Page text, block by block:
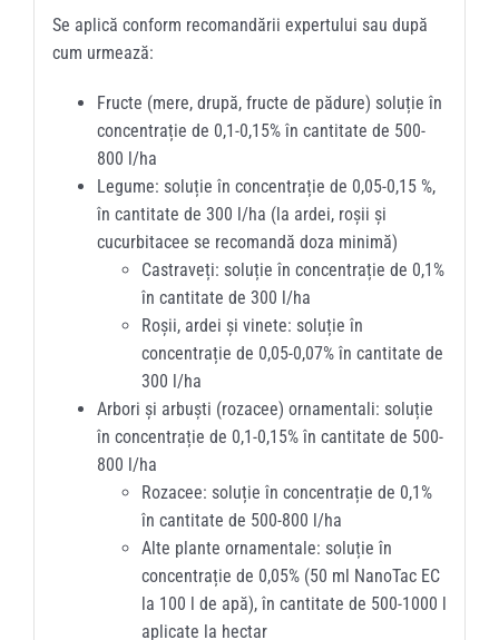
Se aplică conform recomandării expertului sau după
cum urmează:
Fructe (mere, drupă, fructe de pădure) soluție în
concentrație de 0,1-0,15% în cantitate de 500-
800 l/ha
Legume: soluție în concentrație de 0,05-0,15 %,
în cantitate de 300 l/ha (la ardei, roșii și
cucurbitacee se recomandă doza minimă)
Castraveți: soluție în concentrație de 0,1%
în cantitate de 300 l/ha
Roșii, ardei și vinete: soluție în
concentrație de 0,05-0,07% în cantitate de
300 l/ha
Arbori și arbuști (rozacee) ornamentali: soluție
în concentrație de 0,1-0,15% în cantitate de 500-
800 l/ha
Rozacee: soluție în concentrație de 0,1%
în cantitate de 500-800 l/ha
Alte plante ornamentale: soluție în
concentrație de 0,05% (50 ml NanoTac EC
la 100 l de apă), în cantitate de 500-1000 l
aplicate la hectar